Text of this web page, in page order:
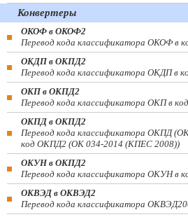
Конвертеры
ОКОФ в ОКОФ2
Перевод кода классификатора ОКОФ в
ОКДП в ОКПД2
Перевод кода классификатора ОКДП в
ОКП в ОКПД2
Перевод кода классификатора ОКП в
ОКПД в ОКПД2
Перевод кода классификатора ОКПД
код ОКПД2 (ОК 034-2014 (КПЕС 2008))
ОКУН в ОКПД2
Перевод кода классификатора ОКУН в
ОКВЭД в ОКВЭД2
Перевод кода классификатора